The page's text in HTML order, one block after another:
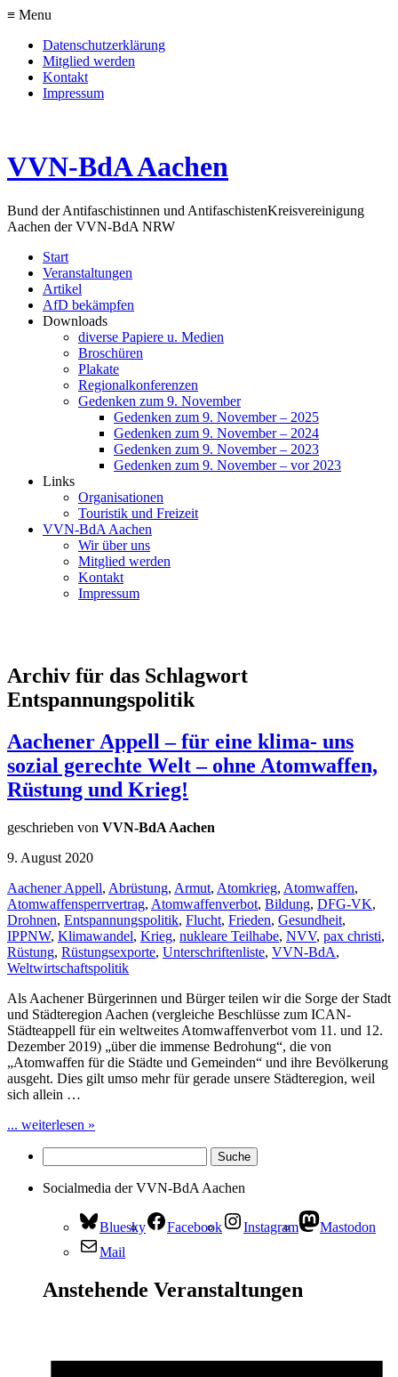
≡ Menu
Datenschutzerklärung
Mitglied werden
Kontakt
Impressum
VVN-BdA Aachen
Bund der Antifaschistinnen und AntifaschistenKreisvereinigung
Aachen der VVN-BdA NRW
Start
Veranstaltungen
Artikel
AfD bekämpfen
Downloads
diverse Papiere u. Medien
Broschüren
Plakate
Regionalkonferenzen
Gedenken zum 9. November
Gedenken zum 9. November – 2025
Gedenken zum 9. November – 2024
Gedenken zum 9. November – 2023
Gedenken zum 9. November – vor 2023
Links
Organisationen
Touristik und Freizeit
VVN-BdA Aachen
Wir über uns
Mitglied werden
Kontakt
Impressum
Archiv für das Schlagwort
Entspannungspolitik
Aachener Appell – für eine klima- uns
sozial gerechte Welt – ohne Atomwaffen,
Rüstung und Krieg!
geschrieben von VVN-BdA Aachen
9. August 2020
Aachener Appell, Abrüstung, Armut, Atomkrieg, Atomwaffen,
Atomwaffensperrvertrag, Atomwaffenverbot, Bildung, DFG-VK,
Drohnen, Entspannungspolitik, Flucht, Frieden, Gesundheit,
IPPNW, Klimawandel, Krieg, nukleare Teilhabe, NVV, pax christi,
Rüstung, Rüstungsexporte, Unterschriftenliste, VVN-BdA,
Weltwirtschaftspolitik
Als Aachener Bürgerinnen und Bürger teilen wir die Sorge der Stadt
und Städteregion Aachen (vergleiche Beschlüsse zum ICAN-
Städteappell für ein weltweites Atomwaffenverbot vom 11. und 12.
Dezember 2019) „über die immense Bedrohung“, die von
„Atomwaffen für die Städte und Gemeinden“ und ihre Bevölkerung
ausgeht. Dies gilt umso mehr für gerade unsere Städteregion, weil
sich allein …
... weiterlesen »
Socialmedia der VVN-BdA Aachen
Bluesky Facebook Instagram
Mastodon
Mail
Anstehende Veranstaltungen